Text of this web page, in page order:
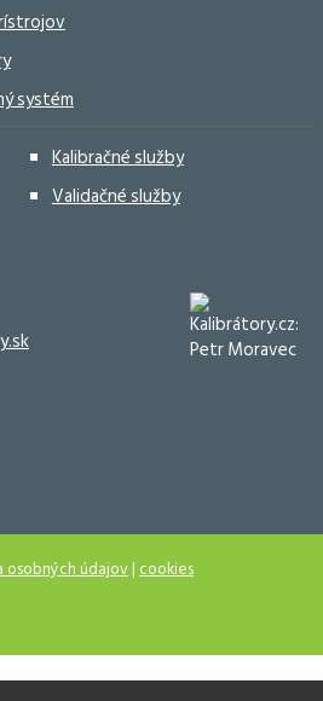
systém
Kalibračné služby
Validačné služby
osobných údajov|cookies